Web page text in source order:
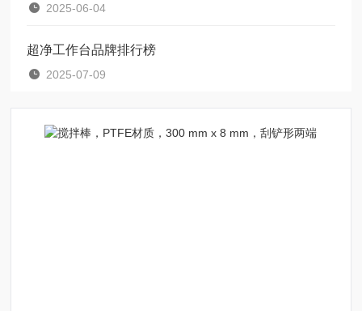
2025-06-04
超净工作台品牌排行榜
2025-07-09